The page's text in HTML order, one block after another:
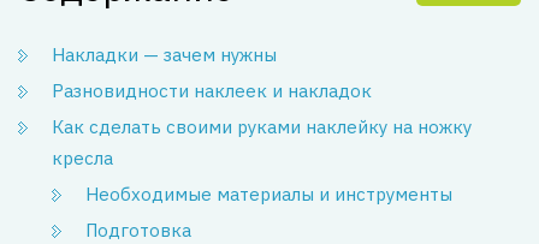
Накладки — зачем нужны
Разновидности наклеек и накладок
Как сделать своими руками наклейку на ножку
кресла
Необходимые материалы и инструменты
Подготовка